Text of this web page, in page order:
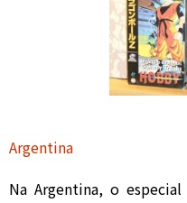
Argentina
Na Argentina, o